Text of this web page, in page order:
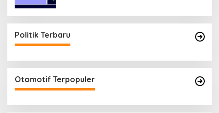
Politik Terbaru
Otomotif Terpopuler